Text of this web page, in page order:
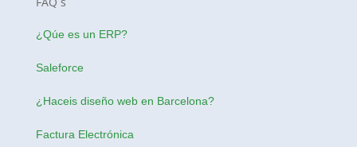
¿Qúe es un ERP?
Saleforce
¿Haceis diseño web en Barcelona?
Factura Electrónica